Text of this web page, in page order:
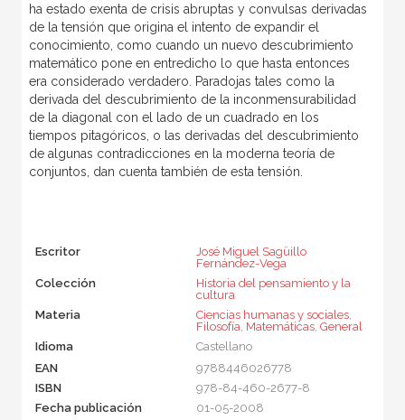
ha estado exenta de crisis abruptas y convulsas derivadas
de la tensión que origina el intento de expandir el
conocimiento, como cuando un nuevo descubrimiento
matemático pone en entredicho lo que hasta entonces
era considerado verdadero. Paradojas tales como la
derivada del descubrimiento de la inconmensurabilidad
de la diagonal con el lado de un cuadrado en los
tiempos pitagóricos, o las derivadas del descubrimiento
de algunas contradicciones en la moderna teoría de
conjuntos, dan cuenta también de esta tensión.
Escritor
José Miguel Sagüillo
Fernández-Vega
Colección
Historia del pensamiento y la
cultura
Materia
Ciencias humanas y sociales,
Filosofía, Matemáticas, General
Idioma
Castellano
EAN
9788446026778
ISBN
978-84-460-2677-8
Fecha publicación
01-05-2008